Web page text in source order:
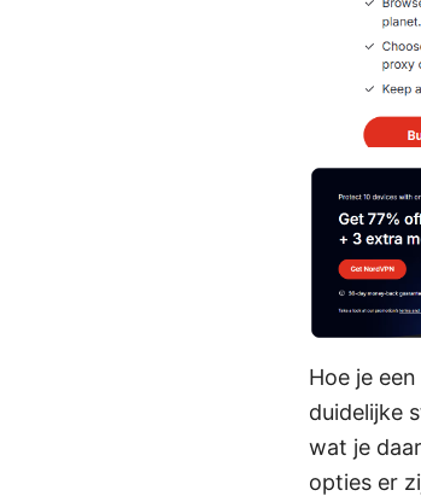
Hoe je
duidelijke
wat je
opties er